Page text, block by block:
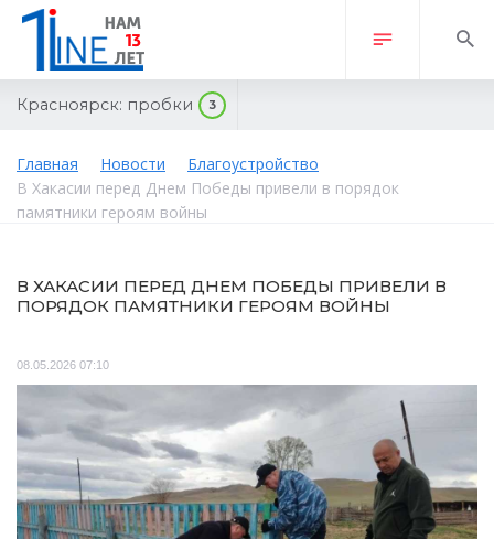
Красноярск: пробки 3
Главная Новости
Благоустройство
В Хакасии перед Днем Победы привели в порядок
памятники героям войны
В ХАКАСИИ ПЕРЕД ДНЕМ ПОБЕДЫ ПРИВЕЛИ В
ПОРЯДОК ПАМЯТНИКИ ГЕРОЯМ ВОЙНЫ
08.05.2026 07:10